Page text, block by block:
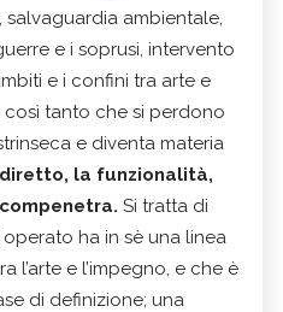
ambientale,
e i soprusi, intervento
e i confini tra arte e
così tanto che si perdono
e diventa materia
diretto, la funzionalità,
Si tratta di
ha in sè una linea
l’arte e l’impegno, e che è
di definizione; una